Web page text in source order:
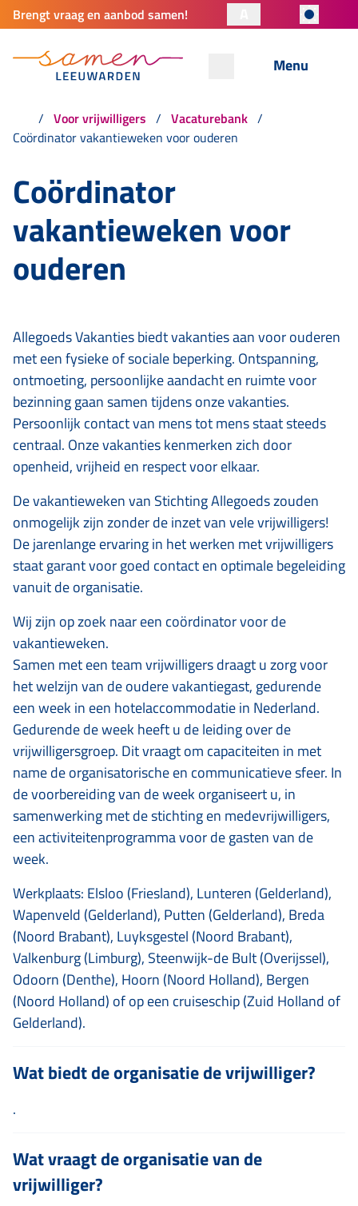
Brengt vraag en aanbod samen!
Menu
Voor vrijwilligers
Vacaturebank
Coördinator vakantieweken voor ouderen
Coördinator
vakantieweken voor
ouderen
Allegoeds Vakanties biedt vakanties aan voor ouderen
met een fysieke of sociale beperking. Ontspanning,
ontmoeting, persoonlijke aandacht en ruimte voor
bezinning gaan samen tijdens onze vakanties.
Persoonlijk contact van mens tot mens staat steeds
centraal. Onze vakanties kenmerken zich door
openheid, vrijheid en respect voor elkaar.
De vakantieweken van Stichting Allegoeds zouden
onmogelijk zijn zonder de inzet van vele vrijwilligers!
De jarenlange ervaring in het werken met vrijwilligers
staat garant voor goed contact en optimale begeleiding
vanuit de organisatie.
Wij zijn op zoek naar een coördinator voor de
vakantieweken.
Samen met een team vrijwilligers draagt u zorg voor
het welzijn van de oudere vakantiegast, gedurende
een week in een hotelaccommodatie in Nederland.
Gedurende de week heeft u de leiding over de
vrijwilligersgroep. Dit vraagt om capaciteiten in met
name de organisatorische en communicatieve sfeer. In
de voorbereiding van de week organiseert u, in
samenwerking met de stichting en medevrijwilligers,
een activiteitenprogramma voor de gasten van de
week.
Werkplaats: Elsloo (Friesland), Lunteren (Gelderland),
Wapenveld (Gelderland), Putten (Gelderland), Breda
(Noord Brabant), Luyksgestel (Noord Brabant),
Valkenburg (Limburg), Steenwijk-de Bult (Overijssel),
Odoorn (Denthe), Hoorn (Noord Holland), Bergen
(Noord Holland) of op een cruiseschip (Zuid Holland of
Gelderland).
Wat biedt de organisatie de vrijwilliger?
.
Wat vraagt de organisatie van de
vrijwilliger?